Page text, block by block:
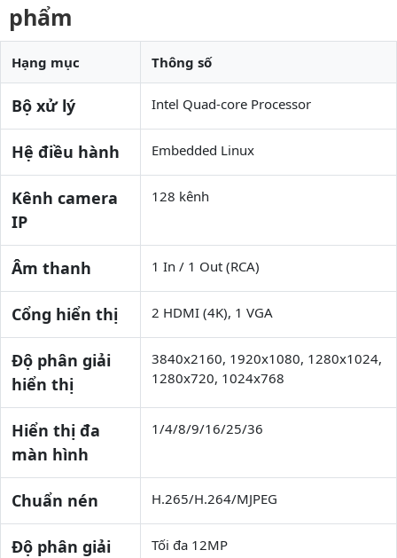
phẩm
Hạng mục Thông số
Bộ xử lý Intel Quad-core Processor
Hệ điều hành Embedded Linux
Kênh camera
IP
128 kênh
Âm thanh 1 In / 1 Out (RCA)
Cổng hiển thị 2 HDMI (4K), 1 VGA
Độ phân giải
hiển thị
3840x2160, 1920x1080, 1280x1024,
1280x720, 1024x768
Hiển thị đa
màn hình
1/4/8/9/16/25/36
Chuẩn nén H.265/H.264/MJPEG
Độ phân giải
Tối đa 12MP